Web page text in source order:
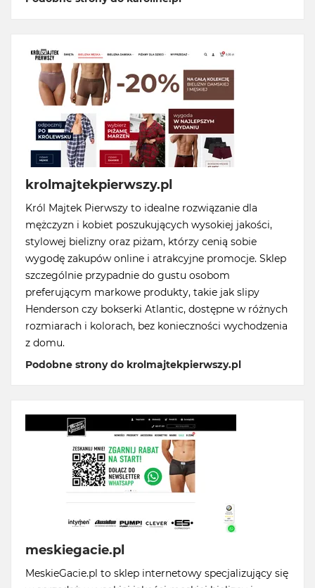
krolmajtekpierwszy.pl
Król Majtek Pierwszy to idealne rozwiązanie dla
mężczyzn i kobiet poszukujących wysokiej jakości,
stylowej bielizny oraz piżam, którzy cenią sobie
wygodę zakupów online i atrakcyjne promocje. Sklep
szczególnie przypadnie do gustu osobom
preferującym markowe produkty, takie jak slipy
Henderson czy bokserki Atlantic, dostępne w różnych
rozmiarach i kolorach, bez konieczności wychodzenia
z domu.
Podobne strony do krolmajtekpierwszy.pl
meskiegacie.pl
MeskieGacie.pl to sklep internetowy specjalizujący się